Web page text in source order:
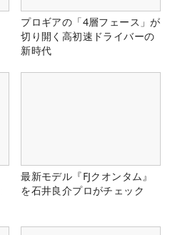
プロギアの「4層フェース」が
切り開く高初速ドライバーの
新時代
最新モデル『FJクオンタム』
を石井良介プロがチェック